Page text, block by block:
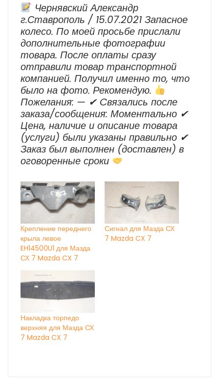
Чернявский Александр
г.Ставрополь / 15.07.2021 Запасное
колесо. По моей просьбе прислали
дополнительные фотографии
товара. После оплаты сразу
отправили товар транспортной
компанией. Получил именно то, что
было на фото. Рекомендую.
Пожелания: — ✔ Cвязались после
заказа/сообщения: Моментально ✔
Цена, наличие и описание товара
(услуги) были указаны правильно ✔
Заказ был выполнен (доставлен) в
оговоренные сроки
Крепление переднего
крыла левое
EH14500U1 для Мазда
СХ 7 Mazda CX 7
Сигнал для Мазда СХ
7 Mazda CX 7
Накладка торпедо
верхняя для Мазда СХ
7 Mazda CX 7